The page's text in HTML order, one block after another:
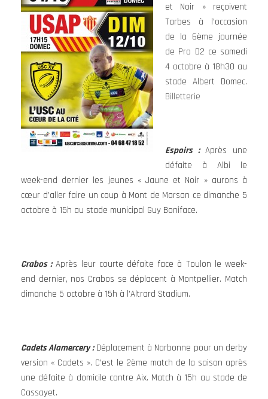
et Noir » reçoivent
Tarbes à l’occasion
de la 6ème journée
de Pro D2 ce samedi
4 octobre à 18h30 au
stade Albert Domec.
Billetterie
Espoirs :Après une
défaite à Albi le
week-end dernier les jeunes « Jaune et Noir » aurons à
cœur d’aller faire un coup à Mont de Marsan ce dimanche 5
octobre à 15h au stade municipal Guy Boniface.
Crabos :Après leur courte défaite face à Toulon le week-
end dernier, nos Crabos se déplacent à Montpellier. Match
dimanche 5 octobre à 15h à l’Altrard Stadium.
Cadets Alamercery :Déplacement à Narbonne pour un derby
version « Cadets ». C’est le 2ème match de la saison après
une défaite à domicile contre Aix. Match à 15h au stade de
Cassayet.